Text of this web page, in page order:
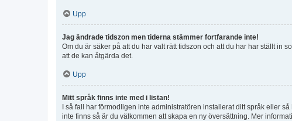
Upp
Jag ändrade tidszon men tiderna stämmer fortfarande inte!
Om du är säker på att du har valt rätt tidszon och att du har har ställt in
att de kan åtgärda det.
Upp
Mitt språk finns inte med i listan!
I så fall har förmodligen inte administratören installerat ditt språk eller
inte finns så är du välkommen att skapa en ny översättning. Mer